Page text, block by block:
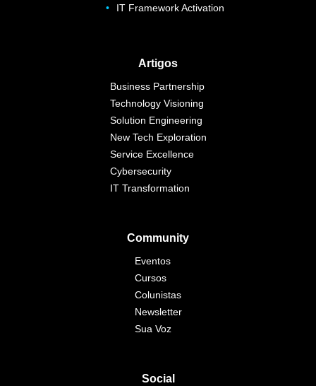
IT Framework Activation
Artigos
Business Partnership
Technology Visioning
Solution Engineering
New Tech Exploration
Service Excellence
Cybersecurity
IT Transformation
Community
Eventos
Cursos
Colunistas
Newsletter
Sua Voz
Social